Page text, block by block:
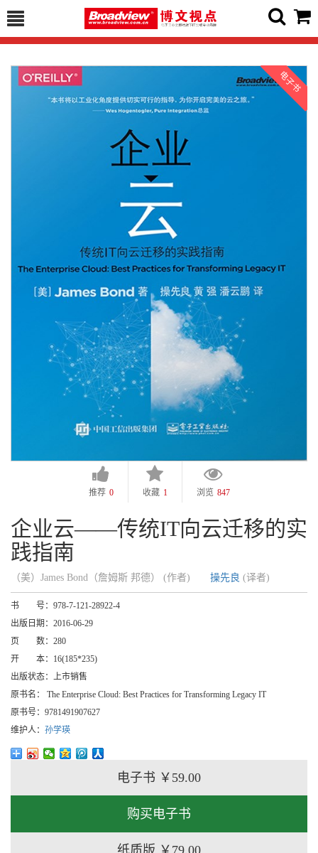
推荐 0 收藏 1 浏览 847
企业云——传统IT向云迁移的实
践指南
（美）James Bond（詹姆斯 邦德） (作者) 操先良 (译者)
书 号： 978-7-121-28922-4
出版日期： 2016-06-29
页 数： 280
开 本： 16(185*235)
出版状态： 上市销售
原书名：
The Enterprise Cloud: Best Practices for Transforming Legacy IT
原书号： 9781491907627
维护人： 孙学瑛
电子书 ￥59.00
购买电子书